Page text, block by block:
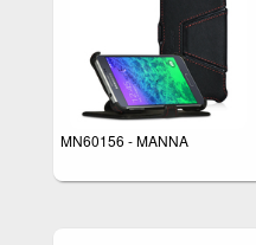
MN60156 - MANNA